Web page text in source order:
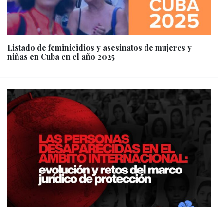
Listado de feminicidios y asesinatos de mujeres y
niñas en Cuba en el año 2025